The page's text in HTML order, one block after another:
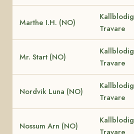
Marthe I.H. (NO)
Kallblodig
Travare
Mr. Start (NO)
Kallblodig
Travare
Nordvik Luna (NO)
Kallblodig
Travare
Nossum Arn (NO)
Kallblodig